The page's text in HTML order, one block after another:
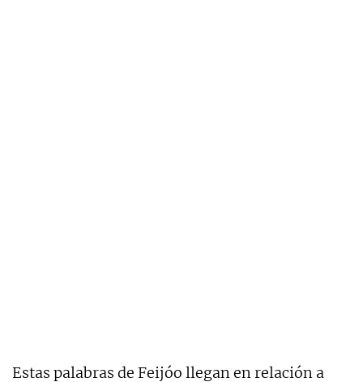
Estas palabras de Feijóo llegan en relación a